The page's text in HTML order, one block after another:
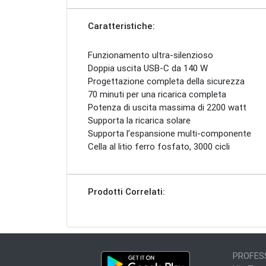
Caratteristiche:
Funzionamento ultra-silenzioso
Doppia uscita USB-C da 140 W
Progettazione completa della sicurezza
70 minuti per una ricarica completa
Potenza di uscita massima di 2200 watt
Supporta la ricarica solare
Supporta l’espansione multi-componente
Cella al litio ferro fosfato, 3000 cicli
Prodotti Correlati: